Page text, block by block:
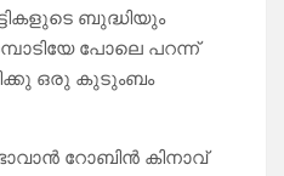
ബുദ്ധിയും
പോലെ പറന്ന്
ഒരു കുടുംബം
റോബിൻ കിനാവ്